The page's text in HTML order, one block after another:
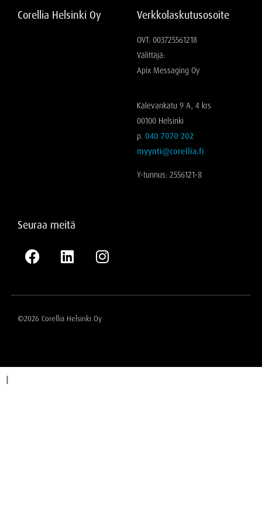
Corellia Helsinki Oy Verkkolaskutusosoite
OVT: 003725561218
Välittäjä:
Apix Messaging Oy
Kalevankatu 9 A, 4 krs
00100 Helsinki
p. 040 7070 202
myynti@corellia.fi
Y-tunnus: 2556121-8
Seuraa meitä
©2026 Corellia Helsinki Oy
I